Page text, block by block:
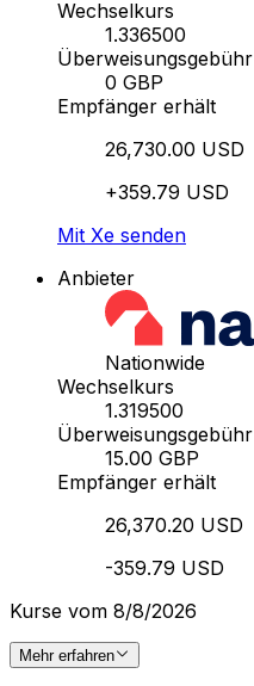
Wechselkurs
1.336500
Überweisungsgebühr
0 GBP
Empfänger erhält
26,730.00 USD
+359.79 USD
Mit Xe senden
Anbieter
Nationwide
Wechselkurs
1.319500
Überweisungsgebühr
15.00 GBP
Empfänger erhält
26,370.20 USD
-359.79 USD
Kurse vom 8/8/2026
Mehr erfahren